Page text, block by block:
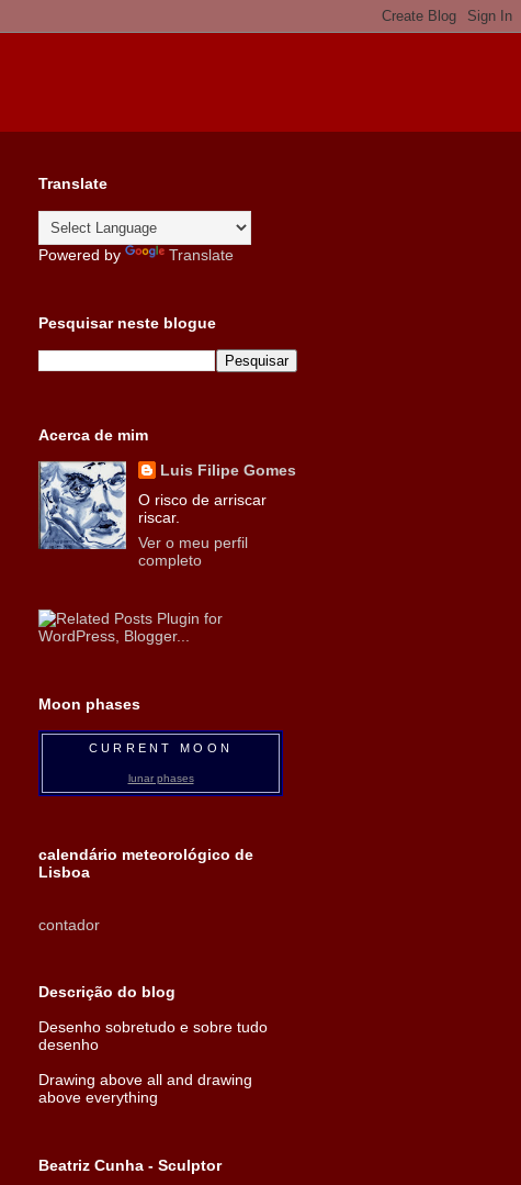
Translate
Powered by Translate
Pesquisar neste blogue
Acerca de mim
Luis Filipe Gomes
O risco de arriscar
riscar.
Ver o meu perfil
completo
Moon phases
CURRENT MOON
lunar phases
calendário meteorológico de
Lisboa
contador
Descrição do blog
Desenho sobretudo e sobre tudo
desenho
Drawing above all and drawing
above everything
Beatriz Cunha - Sculptor